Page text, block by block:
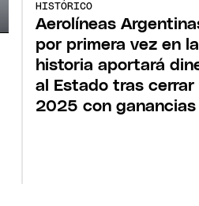
HISTÓRICO
Aerolíneas
por primera vez en la
historia aportará
al Estado tras cerrar
2025 con ganancias